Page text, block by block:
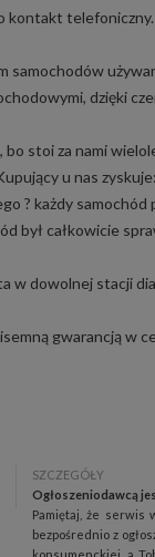
kontakt
samochodów
dzięki
bo stoi za nami
u nas
? każdy
był całkowicie
w dowolnej stacji
gwarancją w
SZCZEGÓŁY
Ogłoszeniodawcą
Pamiętaj, że serwis
bezpośrednio z
konsumenckiej, a